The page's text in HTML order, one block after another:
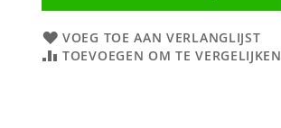
VOEG TOE AAN VERLANGLIJST
TOEVOEGEN OM TE VERGELIJKEN